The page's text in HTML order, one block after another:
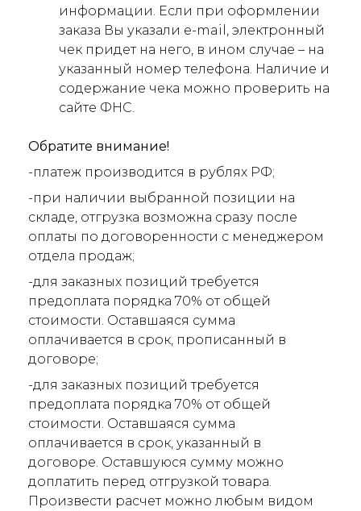
информации. Если при оформлении
заказа Вы указали e-mail, электронный
чек придет на него, в ином случае – на
указанный номер телефона. Наличие и
содержание чека можно проверить на
сайте ФНС.
Обратите внимание!
-платеж производится в рублях РФ;
-при наличии выбранной позиции на
складе, отгрузка возможна сразу после
оплаты по договоренности с менеджером
отдела продаж;
-для заказных позиций требуется
предоплата порядка 70% от общей
стоимости. Оставшаяся сумма
оплачивается в срок, прописанный в
договоре;
-для заказных позиций требуется
предоплата порядка 70% от общей
стоимости. Оставшаяся сумма
оплачивается в срок, указанный в
договоре. Оставшуюся сумму можно
доплатить перед отгрузкой товара.
Произвести расчет можно любым видом